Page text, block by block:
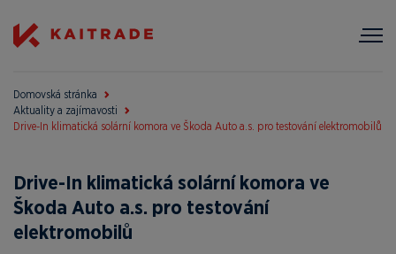
Domovská stránka
Aktuality a zajímavosti
Drive-In klimatická solární komora ve Škoda Auto a.s. pro testování elektromobilů
Drive-In klimatická solární komora ve
Škoda Auto a.s. pro testování
elektromobilů